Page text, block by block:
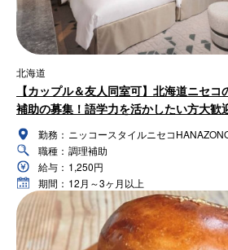
北海道
【カップル＆友人同室可】北海道ニセ
補助の募集！語学力を活かしたい方大歓
勤務： ニッコースタイルニセコ
職種： 調理補助
給与： 1,250円
期間： 12月～3ヶ月以上